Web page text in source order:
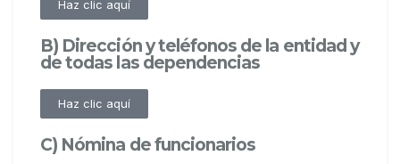
Haz clic aquí
B) Dirección y teléfonos de la entidad y
de todas las dependencias
Haz clic aquí
C) Nómina de funcionarios